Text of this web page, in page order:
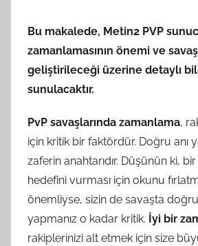
Bu makalede, Metin2 PVP
zamanlamasının önemi ve savaş
geliştirileceği üzerine detaylı
sunulacaktır.
PvP savaşlarında zamanlama,
için kritik bir faktördür. Doğru anı
zaferin anahtarıdır. Düşünün ki,
hedefini vurması için okunu
önemliyse, sizin de savaşta
yapmanız o kadar kritik. İyi bir
rakiplerinizi alt etmek için size